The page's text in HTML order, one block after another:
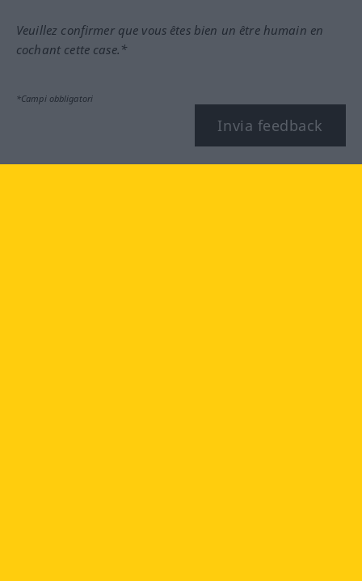
Veuillez confirmer que vous êtes bien un être humain en
cochant cette case.*
*Campi obbligatori
Invia feedback